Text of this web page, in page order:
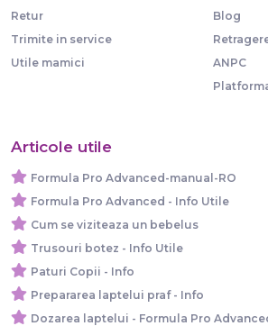
Retur
Trimite in service
Utile mamici
Blog
ANPC
Articole utile
Formula Pro Advanced-manual-RO
Formula Pro Advanced - Info Utile
Cum se viziteaza un bebelus
Trusouri botez - Info Utile
Paturi Copii - Info
Prepararea laptelui praf - Info
Dozarea laptelui - Formula Pro